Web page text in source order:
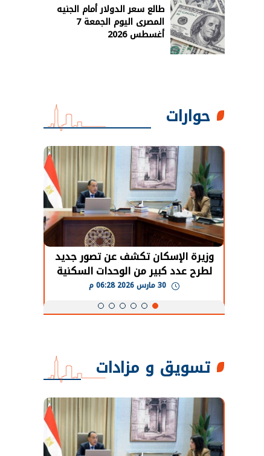
طالع سعر الدولار أمام الجنيه
المصرى اليوم الجمعة 7
أغسطس 2026
حوارات
وزيرة الإسكان تكشف عن تصور جديد
لطرح عدد كبير من الوحدات السكنية
بنظام الإيجار
تسويق و مزادات